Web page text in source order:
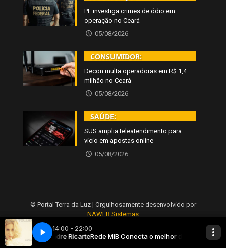
PF investiga crimes de ódio em
operação no Ceará
05/08/2026
CONSUMIDOR:
Decon multa operadoras em R$ 1,4
milhão no Ceará
05/08/2026
SAÚDE:
SUS amplia teleatendimento para
vício em apostas online
05/08/2026
© Portal Terra da Luz | Orgulhosamente desenvolvido por
NAWEB Sistemas